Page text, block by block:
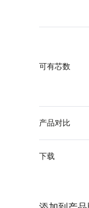
可有芯数
产品对比
下载